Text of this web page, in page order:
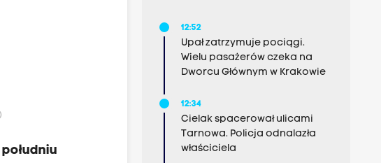
12:52
Upał zatrzymuje pociągi.
Wielu pasażerów czeka na
Dworcu Głównym w Krakowie
12:34
Cielak spacerował ulicami
Tarnowa. Policja odnalazła
właściciela